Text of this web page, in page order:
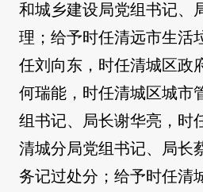
和城乡建设局党组书记、
理；给予时任清远市生活
任刘向东，时任清城区政
何瑞能，时任清城区城市
组书记、局长谢华亮，时
清城分局党组书记、局长
务记过处分；给予时任清